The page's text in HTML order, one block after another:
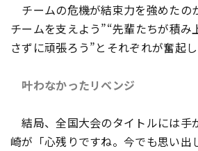
チームの危機が結束力を強めたの
チームを支えよう”“先輩たちが積み
さずに頑張ろう”とそれぞれが奮起し
叶わなかったリベンジ
結局、全国大会のタイトルには手
崎が「心残りですね。今でも思い出